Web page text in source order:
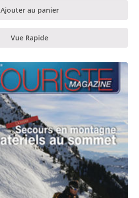
Ajouter au panier
Vue Rapide